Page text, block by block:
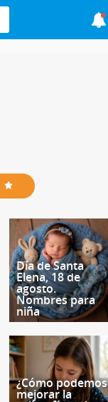
Día de Santa
Elena, 18 de
agosto.
Nombres para
niña
¿Cómo podemos
mejorar la